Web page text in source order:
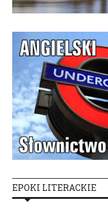
EPOKI LITERACKIE